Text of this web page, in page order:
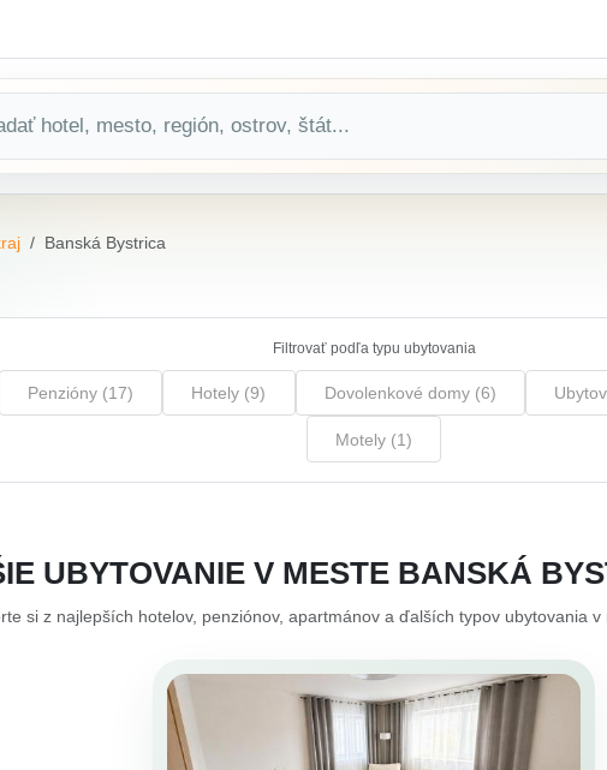
Banská Bystrica
Filtrovať podľa typu ubytovania
Penzióny (17) Hotely (9) Dovolenkové domy (6)
Motely (1)
UBYTOVANIE V MESTE BANSKÁ
si z najlepších hotelov, penziónov, apartmánov a ďalších typov ubytovania v